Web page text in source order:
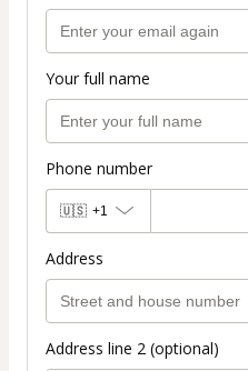
Your full name
Phone number
🇺🇸 +1
Address
Address line 2 (optional)